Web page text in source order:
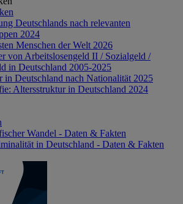
Deutschlands nach relevanten
2024
Menschen der Welt 2026
von Arbeitslosengeld II / Sozialgeld /
in Deutschland 2005-2025
in Deutschland nach Nationalität 2025
Altersstruktur in Deutschland 2024
Wandel - Daten & Fakten
in Deutschland - Daten & Fakten